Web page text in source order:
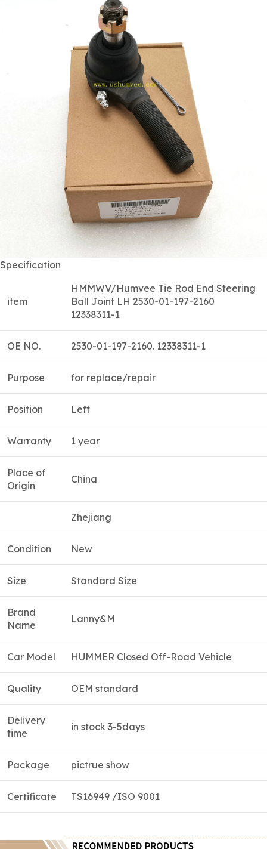
Specification
item
HMMWV/Humvee Tie Rod End Steering
Ball Joint LH 2530-01-197-2160
12338311-1
OE NO. 2530-01-197-2160. 12338311-1
Purpose for replace/repair
Position Left
Warranty 1 year
Place of
Origin
China
Zhejiang
Condition New
Size Standard Size
Brand
Name
Lanny&M
Car Model HUMMER Closed Off-Road Vehicle
Quality OEM standard
Delivery
time
in stock 3-5days
Package pictrue show
Certificate TS16949 /ISO 9001